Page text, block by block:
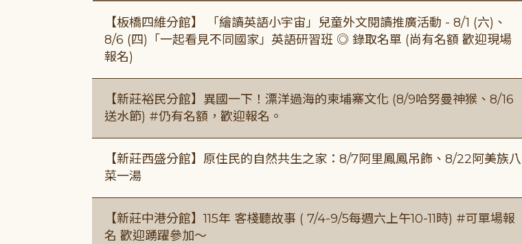
【板橋四維分館】 「繪讀英語小宇宙」兒童外文閱讀推廣活動 - 8/1 (六)、
8/6 (四)「一起看見不同國家」英語研習班 ◎ 錄取名單 (尚有名額 歡迎現場
報名)
【新莊裕民分館】異國一下！漂洋過海的柬埔寨文化 (8/9哈努曼神猴、8/16
送水節) #仍有名額，歡迎報名。
【新莊西盛分館】原住民的自然共生之家：8/7阿里鳳鳳吊飾、8/22阿美族八
菜一湯
【新莊中港分館】115年 客棧聽故事 ( 7/4-9/5每週六上午10-11時) #可單場報
名 歡迎踴躍參加～